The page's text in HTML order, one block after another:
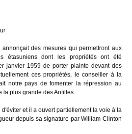
des mesures qui permettront aux
étasuniens dont les propriétés ont été
janvier 1959 de porter plainte devant des
ces propriétés, le conseiller à la
notre pays de fomenter la répression au
la plus grande des Antilles.
et il a ouvert partiellement la voie à la
depuis sa signature par William Clinton